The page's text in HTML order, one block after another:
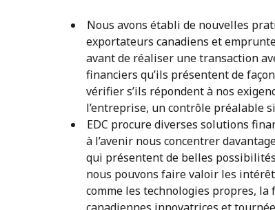
Nous avons établi de nouvelles
exportateurs canadiens et
avant de réaliser une transaction
financiers qu’ils présentent de
vérifier s’ils répondent à nos
l’entreprise, un contrôle préalable
EDC procure diverses solutions
à l’avenir nous concentrer
qui présentent de belles
nous pouvons faire valoir les
comme les technologies propres,